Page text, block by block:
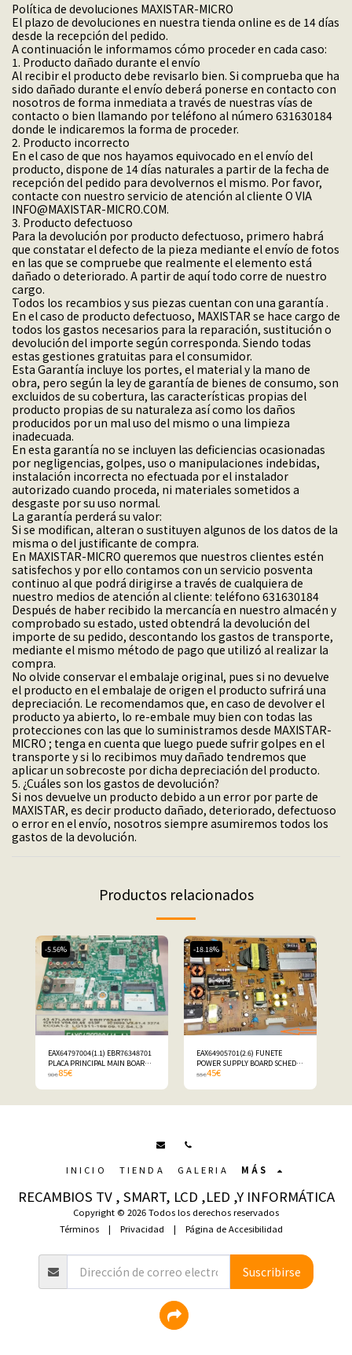
Política de devoluciones MAXISTAR-MICRO
El plazo de devoluciones en nuestra tienda online es de 14 días
desde la recepción del pedido.
A continuación le informamos cómo proceder en cada caso:
1. Producto dañado durante el envío
Al recibir el producto debe revisarlo bien. Si comprueba que ha
sido dañado durante el envío deberá ponerse en contacto con
nosotros de forma inmediata a través de nuestras vías de
contacto o bien llamando por teléfono al número 631630184
donde le indicaremos la forma de proceder.
2. Producto incorrecto
En el caso de que nos hayamos equivocado en el envío del
producto, dispone de 14 días naturales a partir de la fecha de
recepción del pedido para devolvernos el mismo. Por favor,
contacte con nuestro servicio de atención al cliente O VIA
INFO@MAXISTAR-MICRO.COM.
3. Producto defectuoso
Para la devolución por producto defectuoso, primero habrá
que constatar el defecto de la pieza mediante el envío de fotos
en las que se compruebe que realmente el elemento está
dañado o deteriorado. A partir de aquí todo corre de nuestro
cargo.
Todos los recambios y sus piezas cuentan con una garantía .
En el caso de producto defectuoso, MAXISTAR se hace cargo de
todos los gastos necesarios para la reparación, sustitución o
devolución del importe según corresponda. Siendo todas
estas gestiones gratuitas para el consumidor.
Esta Garantía incluye los portes, el material y la mano de
obra, pero según la ley de garantía de bienes de consumo, son
excluidos de su cobertura, las características propias del
producto propias de su naturaleza así como los daños
producidos por un mal uso del mismo o una limpieza
inadecuada.
En esta garantía no se incluyen las deficiencias ocasionadas
por negligencias, golpes, uso o manipulaciones indebidas,
instalación incorrecta no efectuada por el instalador
autorizado cuando proceda, ni materiales sometidos a
desgaste por su uso normal.
La garantía perderá su valor:
Si se modifican, alteran o sustituyen algunos de los datos de la
misma o del justificante de compra.
En MAXISTAR-MICRO queremos que nuestros clientes estén
satisfechos y por ello contamos con un servicio posventa
continuo al que podrá dirigirse a través de cualquiera de
nuestro medios de atención al cliente: teléfono 631630184
Después de haber recibido la mercancía en nuestro almacén y
comprobado su estado, usted obtendrá la devolución del
importe de su pedido, descontando los gastos de transporte,
mediante el mismo método de pago que utilizó al realizar la
compra.
No olvide conservar el embalaje original, pues si no devuelve
el producto en el embalaje de origen el producto sufrirá una
depreciación. Le recomendamos que, en caso de devolver el
producto ya abierto, lo re-embale muy bien con todas las
protecciones con las que lo suministramos desde MAXISTAR-
MICRO ; tenga en cuenta que luego puede sufrir golpes en el
transporte y si lo recibimos muy dañado tendremos que
aplicar un sobrecoste por dicha depreciación del producto.
5. ¿Cuáles son los gastos de devolución?
Si nos devuelve un producto debido a un error por parte de
MAXISTAR, es decir producto dañado, deteriorado, defectuoso
o error en el envío, nosotros siempre asumiremos todos los
gastos de la devolución.
Productos relacionados
-5.56%
EAX64797004(1.1) EBR76348701
PLACA PRINCIPAL MAIN BOARD
90€85€
-18.18%
EAX64905701(2.6) FUNETE
POWER SUPPLY BOARD SCHEDA
LG 47LA690S
55€45€
RECAMBIOS TV , SMART, LCD ,LED ,Y INFORMÁTICA
Copyright © 2026 Todos los derechos reservados
Términos | Privacidad | Página de Accesibilidad
INICIO TIENDA GALERIA MÁS
Suscribirse